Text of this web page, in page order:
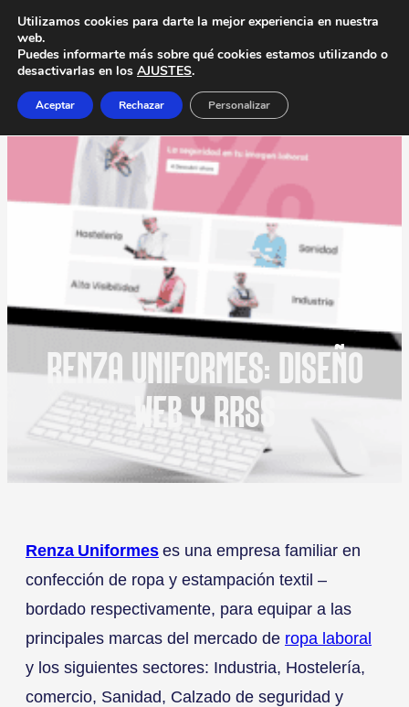
RENZA UNIFORMES: DISEÑO
WEB Y RRSS
Renza Uniformeses una empresa familiar en
confección de ropa y estampación textil –
bordado respectivamente, para equipar a las
principales marcas del mercado de ropa laboral
y los siguientes sectores: Industria, Hostelería,
comercio, Sanidad, Calzado de seguridad y
Utilizamos cookies para darte la mejor experiencia en nuestra
web.
Puedes informarte más sobre qué cookies estamos utilizando o
desactivarlas en los AJUSTES.
Aceptar Rechazar Personalizar